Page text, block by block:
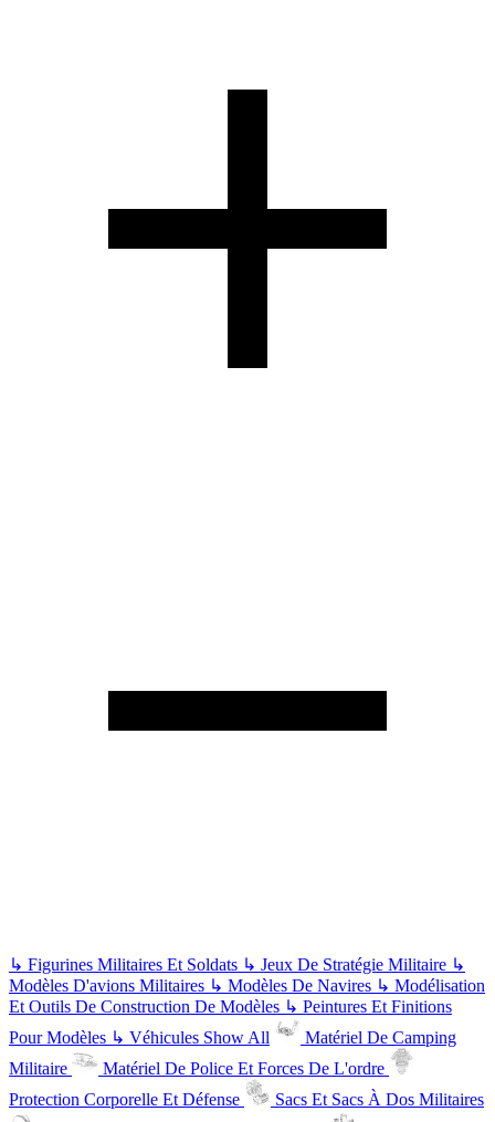
↳ Figurines Militaires Et Soldats ↳ Jeux De Stratégie Militaire ↳
Modèles D'avions Militaires ↳ Modèles De Navires ↳ Modélisation
Et Outils De Construction De Modèles ↳ Peintures Et Finitions
Pour Modèles ↳ Véhicules Show All
Matériel De Camping
Militaire
Matériel De Police Et Forces De L'ordre
Protection Corporelle Et Défense
Sacs Et Sacs À Dos Militaires